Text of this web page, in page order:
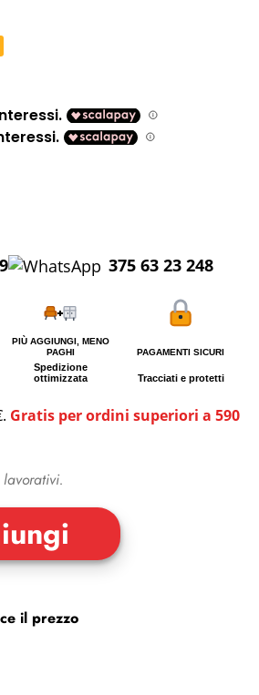
375 63 23 248
PIÙ AGGIUNGI, MENO
PAGHI
Spedizione
ottimizzata
PAGAMENTI SICURI
Tracciati e protetti
Gratis per ordini superiori a 590
il prezzo